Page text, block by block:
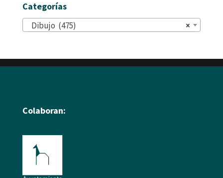
Categorías
×
Dibujo (475)
Colaboran: